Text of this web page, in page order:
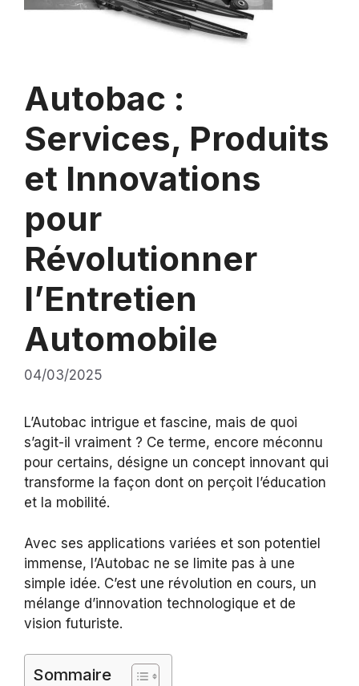
Autobac :
Services, Produits
et Innovations
pour
Révolutionner
l’Entretien
Automobile
04/03/2025
L’Autobac intrigue et fascine, mais de quoi
s’agit-il vraiment ? Ce terme, encore méconnu
pour certains, désigne un concept innovant qui
transforme la façon dont on perçoit l’éducation
et la mobilité.
Avec ses applications variées et son potentiel
immense, l’Autobac ne se limite pas à une
simple idée. C’est une révolution en cours, un
mélange d’innovation technologique et de
vision futuriste.
Sommaire